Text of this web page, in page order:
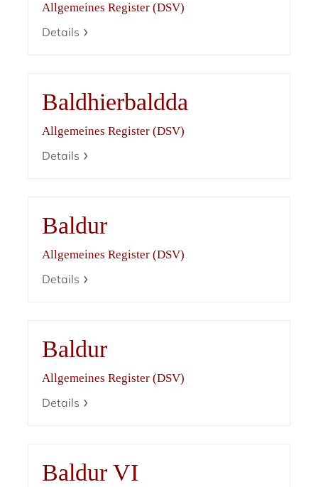
Allgemeines Register (DSV)
Details
Baldhierbaldda
Allgemeines Register (DSV)
Details
Baldur
Allgemeines Register (DSV)
Details
Baldur
Allgemeines Register (DSV)
Details
Baldur VI